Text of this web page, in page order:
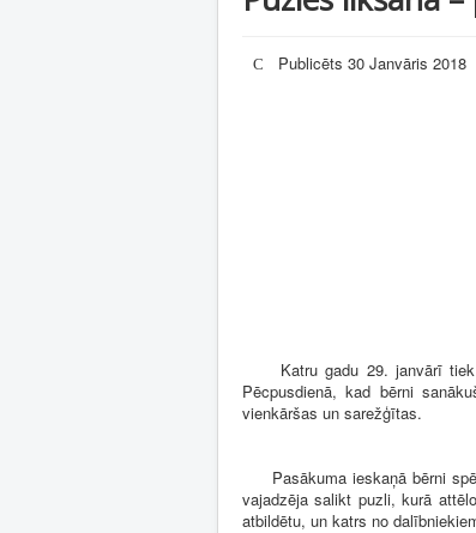
Publicēts 30 Janvāris 2018
Katru gadu 29. janvārī tiek
Pēcpusdienā, kad bērni
vienkāršas un sarežģītas.
Pasākuma ieskaņā bērni
vajadzēja salikt puzli, kurā
atbildētu, un katrs no